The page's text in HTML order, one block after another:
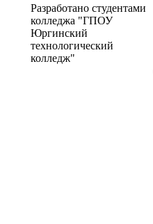
Разработано студентами
колледжа "ГПОУ
Юргинский
технологический
колледж"